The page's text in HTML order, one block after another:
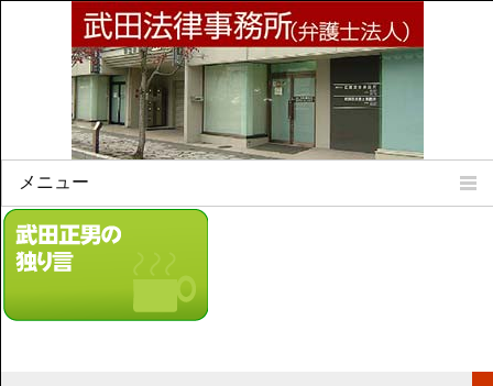
メニュー
Home
所属弁護士
法律相談案内